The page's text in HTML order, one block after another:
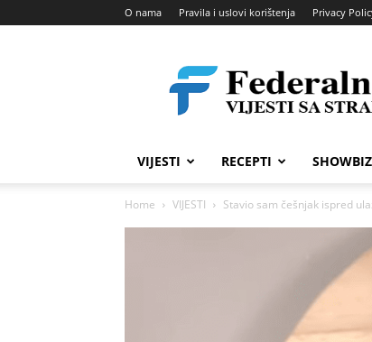
O nama Pravila i uslovi korištenja Privacy
vijesti
VIJESTI RECEPTI
Home VIJESTI Stavio sam češnjak ispred